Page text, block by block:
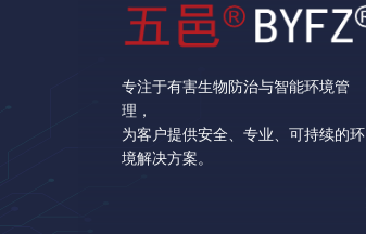
专注于有害生物防治与智能环境管
理，
为客户提供安全、专业、可持续的环
境解决方案。